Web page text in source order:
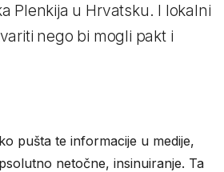
Plenkija u Hrvatsku. I lokalni
nego bi mogli pakt i
pušta te informacije u medije,
netočne, insinuiranje. Ta